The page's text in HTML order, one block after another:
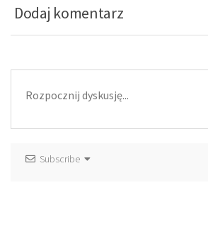
Dodaj komentarz
Subscribe